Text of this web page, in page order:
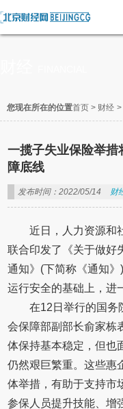
您现在所在的位置首页 > 财经 >
一揽子失业保险举
障底线
发布时间：2022/05/14 财
近日，人力资源和
联合印发了《关于做好
通知》(下简称《通知
运行安全的基础上，进
在12日举行的国务
会保障部副部长俞家栋
体保持基本稳定，但也
仍然艰巨繁重。这些惠
体举措，有助于支持市
参保人员提升技能、增